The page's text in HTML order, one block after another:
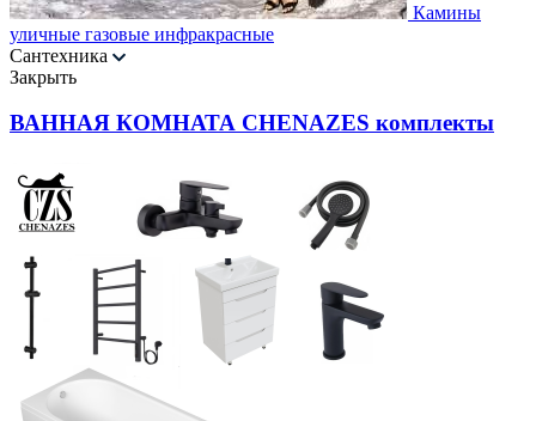
Камины
уличные газовые инфракрасные
Сантехника
Закрыть
ВАННАЯ КОМНАТА CHENAZES комплекты